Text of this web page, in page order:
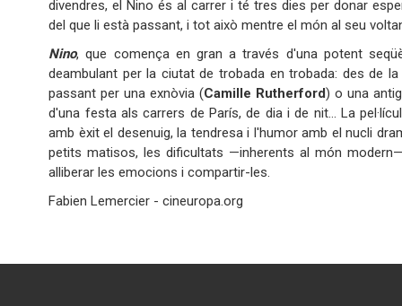
divendres, el Nino és al carrer i té tres dies per donar
del que li està passant, i tot això mentre el món al seu
Nino, que comença en gran a través d'una potent
deambulant per la ciutat de trobada en trobada: des de
passant per una exnòvia (Camille Rutherford) o una
d'una festa als carrers de París, de dia i de nit... La
amb èxit el desenuig, la tendresa i l'humor amb el nucli
petits matisos, les dificultats —inherents al món
alliberar les emocions i compartir-les.
Fabien Lemercier - cineuropa.org